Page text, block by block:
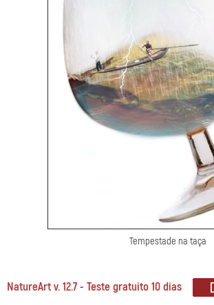
Tempestade na taça
NatureArt v. 12.7 - Teste gratuito 10 dias